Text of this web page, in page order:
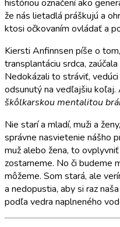
históriou označení ako
že nás lietadlá práškujú a
ktosi očkovaním ovládať a
Kiersti Anfinnsen píše o
transplantáciu srdca,
Nedokázali to stráviť,
odsunutý na vedľajšiu koľaj.
škôlkarskou mentalitou
Nie starí a mladí, muži a
správne nasvietenie nášho
muž alebo žena, to
zostarneme. No či budeme
môžeme. Som stará, ale
a nedopustia, aby si raz
podľa vedra naplneného